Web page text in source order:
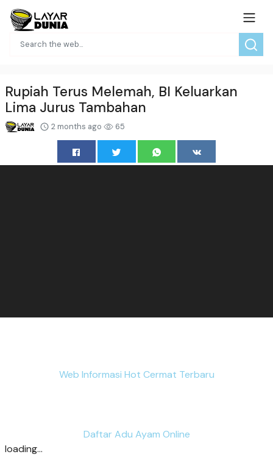
Rupiah Terus Melemah, BI Keluarkan
Lima Jurus Tambahan
2 months ago 65
Web Informasi Hot Cermat Terbaru
Daftar Adu Ayam Online
loading...